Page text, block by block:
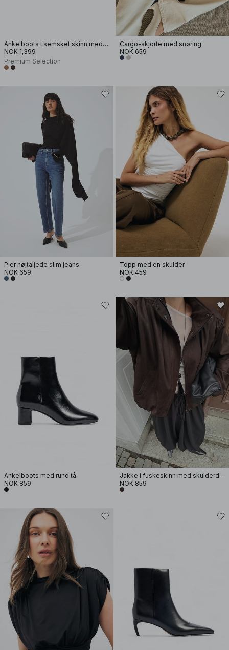
Ankelboots i semsket skinn med blokkhæl
NOK 1,399
Premium Selection
Cargo-skjorte med snøring
NOK 659
Pier højtaljede slim jeans
NOK 659
Topp med en skulder
NOK 459
Ankelboots med rund tå
NOK 859
Jakke i fuskeskinn med skulderdetaljer
NOK 859